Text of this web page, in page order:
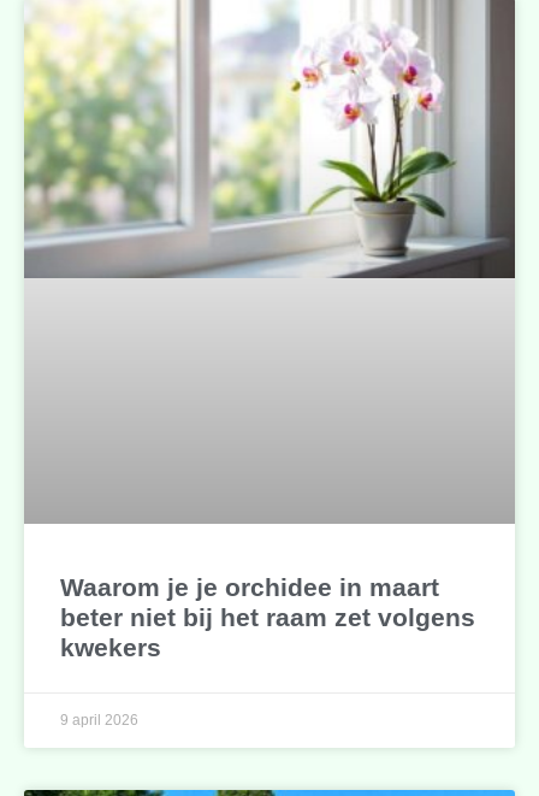
Waarom je je orchidee in maart
beter niet bij het raam zet volgens
kwekers
9 april 2026